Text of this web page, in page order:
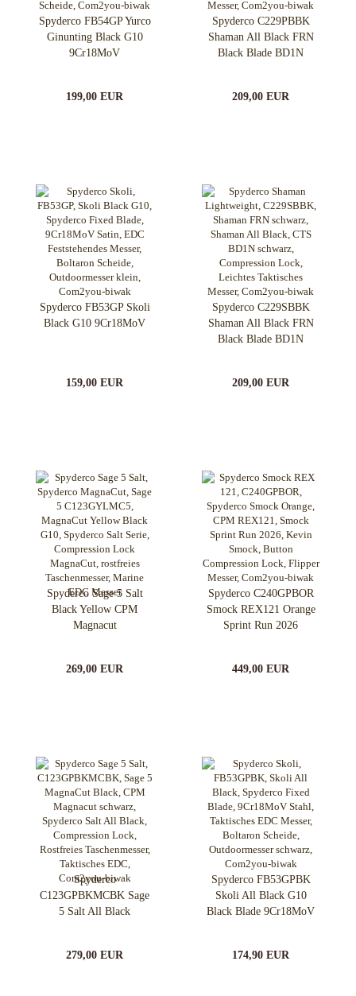
Spyderco FB54GP Yurco
Ginunting Black G10
9Cr18MoV
199,00 EUR
Spyderco C229PBBK
Shaman All Black FRN
Black Blade BD1N
209,00 EUR
Spyderco FB53GP Skoli
Black G10 9Cr18MoV
159,00 EUR
Spyderco C229SBBK
Shaman All Black FRN
Black Blade BD1N
209,00 EUR
Spyderco Sage 5 Salt
Black Yellow CPM
Magnacut
269,00 EUR
Spyderco C240GPBOR
Smock REX121 Orange
Sprint Run 2026
449,00 EUR
Spyderco
C123GPBKMCBK Sage
5 Salt All Black
279,00 EUR
Spyderco FB53GPBK
Skoli All Black G10
Black Blade 9Cr18MoV
174,90 EUR